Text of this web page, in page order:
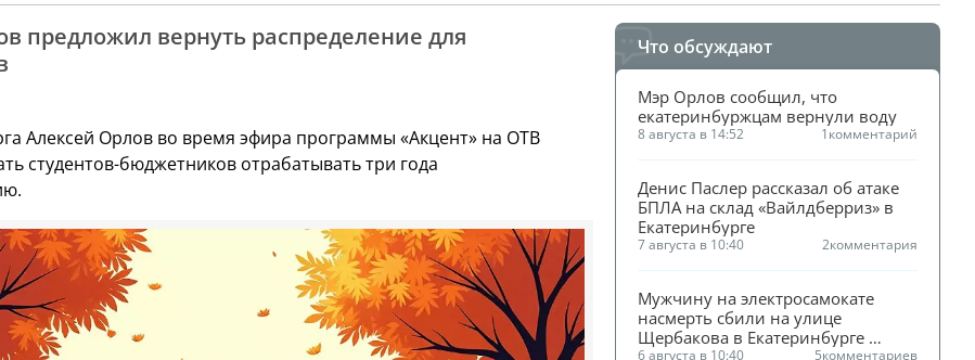
предложил вернуть распределение для
Алексей Орлов во время эфира программы «Акцент» на ОТВ
студентов-бюджетников отрабатывать три года
Что обсуждают
Мэр Орлов сообщил, что
екатеринбуржцам вернули воду
8 августа в 14:52 1комментарий
Денис Паслер рассказал об атаке
БПЛА на склад «Вайлдберриз» в
Екатеринбурге
7 августа в 10:40 2комментария
Мужчину на электросамокате
насмерть сбили на улице
Щербакова в Екатеринбурге
6 августа в 10:40 5комментариев